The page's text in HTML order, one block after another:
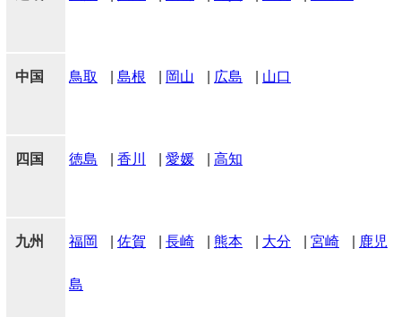
中国 鳥取 島根 岡山 広島 山口
四国 徳島 香川 愛媛 高知
九州 福岡 佐賀 長崎 熊本 大分 宮崎 鹿児
島